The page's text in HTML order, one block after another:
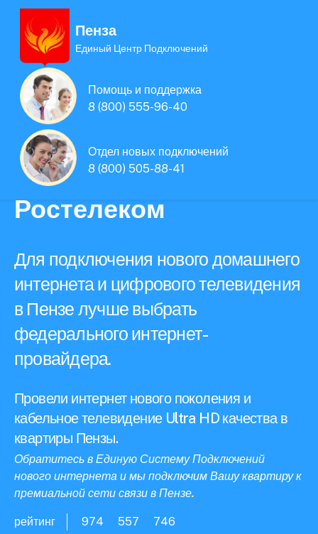
Пенза
Единый Центр Подключений
Помощь и поддержка
8 (800) 555-96-40
Отдел новых подключений
8 (800) 505-88-41
Единая Система
Подключений
нового интернета и
телевидения
Ростелеком
Для подключения нового домашнего
интернета и цифрового телевидения
в Пензе лучше выбрать
федерального интернет-
провайдера.
Провели интернет нового поколения и
кабельное телевидение Ultra HD качества в
квартиры Пензы.
Обратитесь в Единую Систему Подключений
нового интернета и мы подключим Вашу квартиру к
премиальной сети связи в Пензе.
рейтинг 974 557 746